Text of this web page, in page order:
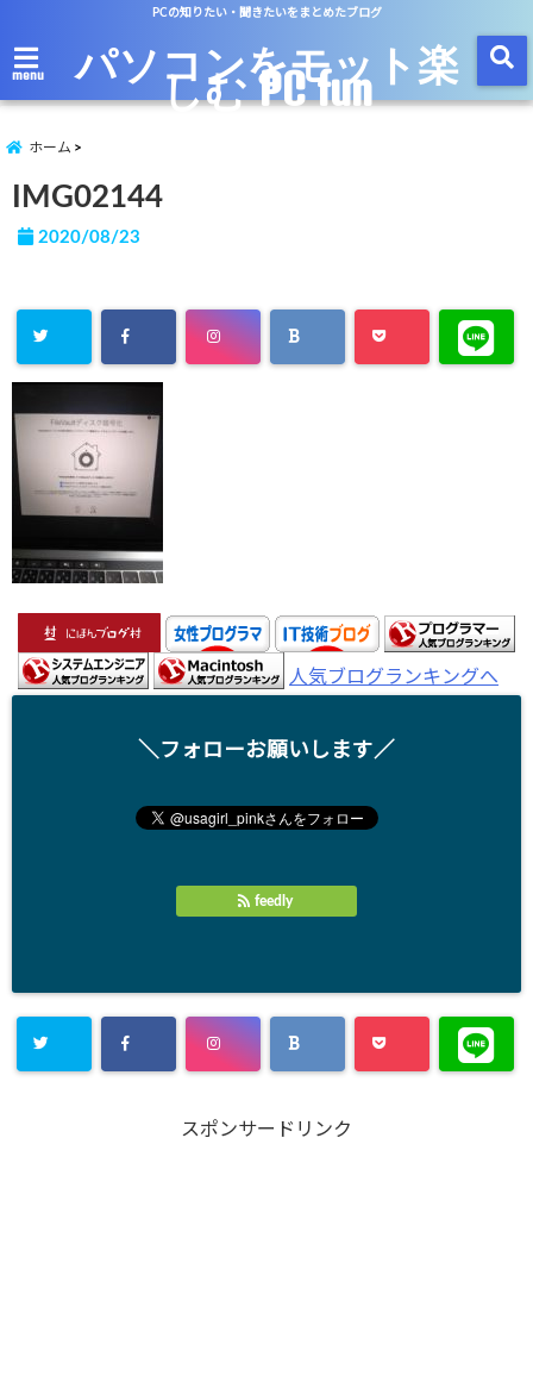
PCの知りたい・聞きたいをまとめたブログ
menu パソコンをモット楽
しむ PC fun
ホーム
IMG02144
2020/08/23
人気ブログランキングへ
＼フォローお願いします／
feedly
スポンサードリンク